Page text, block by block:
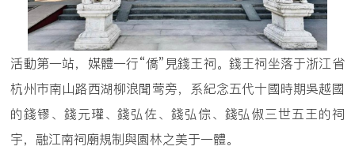
活動第一站，媒體一行“僑”見錢王祠。錢王祠坐落于浙江省
杭州市南山路西湖柳浪聞莺旁，系紀念五代十國時期吳越國
的錢镠、錢元瓘、錢弘佐、錢弘倧、錢弘俶三世五王的祠
宇，融江南祠廟規制與園林之美于一體。